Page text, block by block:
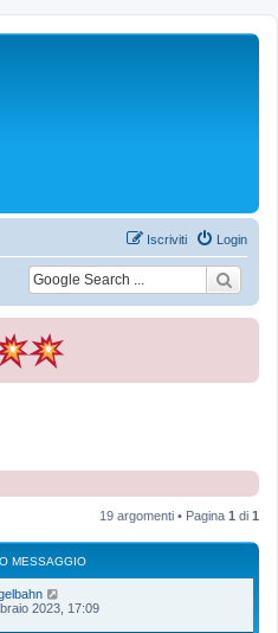
Login
Iscriviti
19 argomenti • Pagina 1 di 1
MESSAGGIO
2023, 17:09